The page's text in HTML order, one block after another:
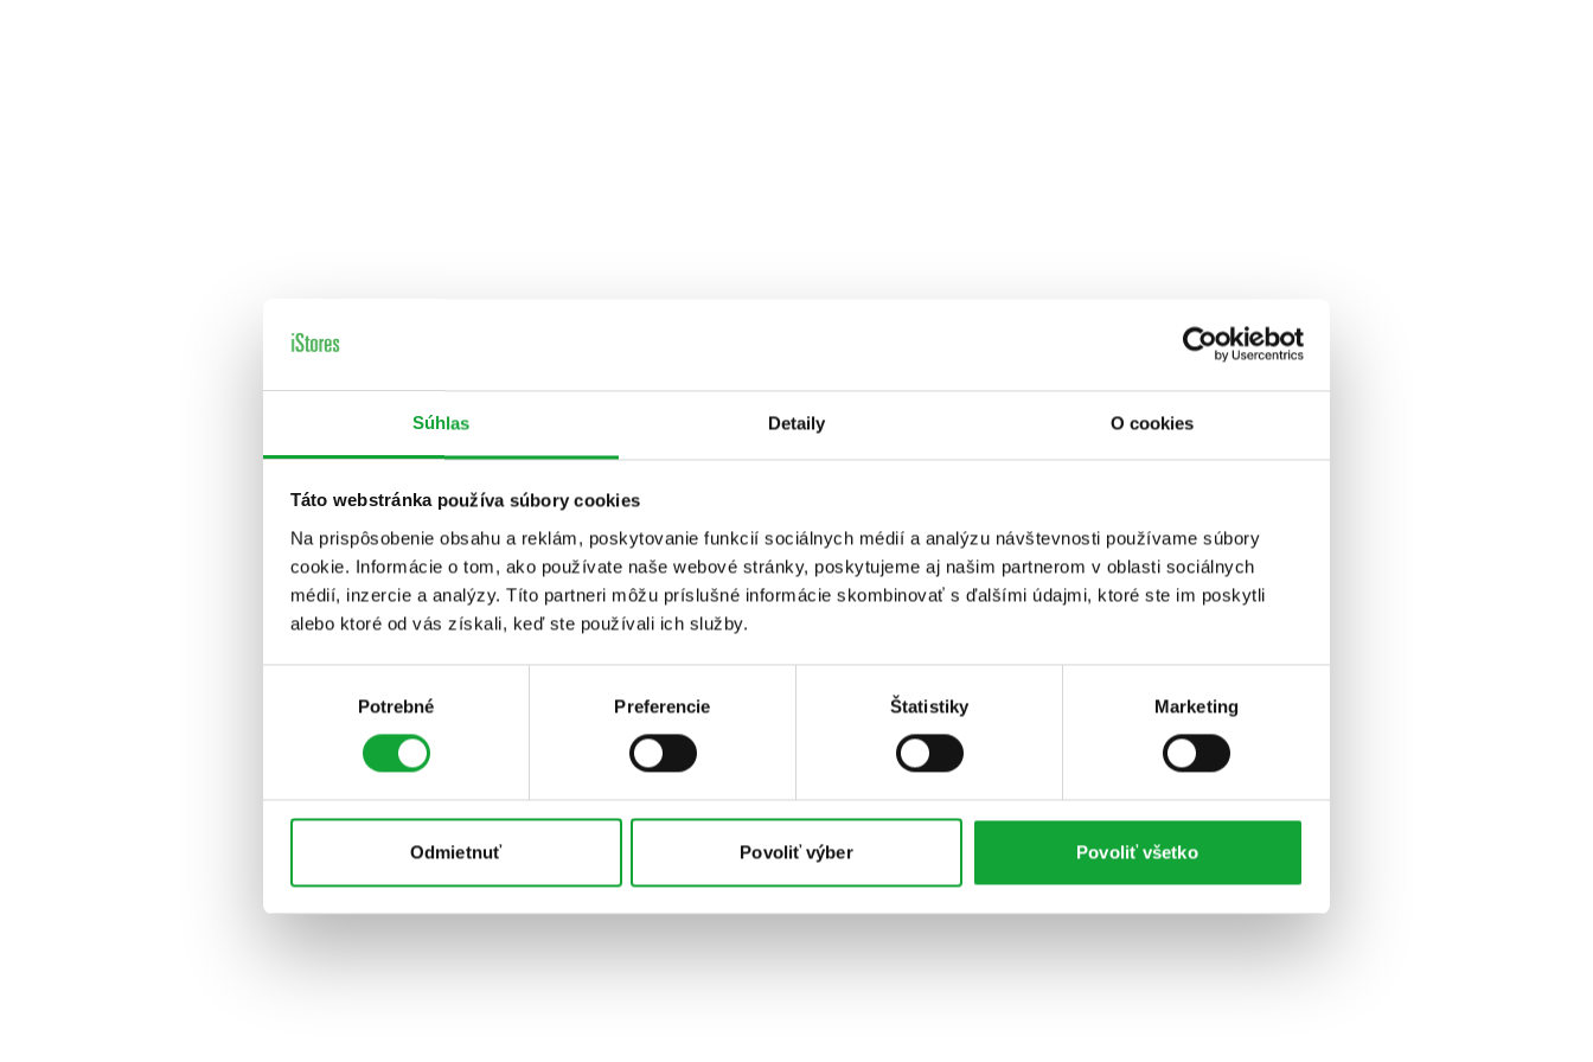
Súhlas Detaily O cookies
Táto webstránka používa súbory cookies
Na prispôsobenie obsahu a reklám, poskytovanie funkcií sociálnych médií a analýzu návštevnosti používame súbory
cookie. Informácie o tom, ako používate naše webové stránky, poskytujeme aj našim partnerom v oblasti sociálnych
médií, inzercie a analýzy. Títo partneri môžu príslušné informácie skombinovať s ďalšími údajmi, ktoré ste im poskytli
alebo ktoré od vás získali, keď ste používali ich služby.
Potrebné Preferencie Štatistiky Marketing
Odmietnuť Povoliť výber Povoliť všetko